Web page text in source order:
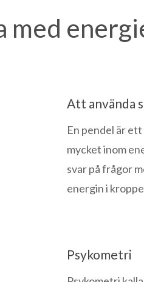
med
Att använda
En pendel är
mycket inom
svar på frågor
energin i
Psykometri